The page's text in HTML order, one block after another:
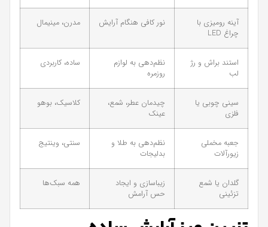
آینه رومیزی با
چراغ LED
نور کافی هنگام آرایش مدرن، مینیمال
استند براش و رژ
لب
نظم‌دهی به لوازم
روزمره
ساده، کاربردی
سینی چوبی یا
فلزی
چیدمان عطر، شمع،
عینک
کلاسیک، بوهو
جعبه مخملی
زیورآلات
نظم‌دهی به طلا و
بدلیجات
سنتی، وینتیج
گلدان یا شمع
تزئینی
زیباسازی و ایجاد
حس آرامش
همه سبک‌ها